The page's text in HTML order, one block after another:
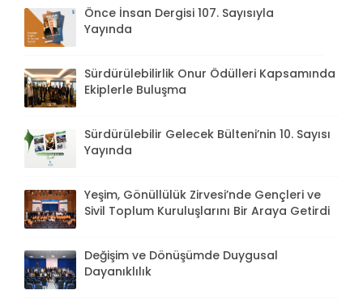
Önce İnsan Dergisi 107. Sayısıyla
Yayında
Sürdürülebilirlik Onur Ödülleri Kapsamında
Ekiplerle Buluşma
Sürdürülebilir Gelecek Bülteni’nin 10. Sayısı
Yayında
Yeşim, Gönüllülük Zirvesi’nde Gençleri ve
Sivil Toplum Kuruluşlarını Bir Araya Getirdi
Değişim ve Dönüşümde Duygusal
Dayanıklılık